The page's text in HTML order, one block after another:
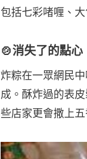
包括七彩啫喱、
🍲消失了的點心
炸粽在一眾網民
成。酥炸過的表
些店家更會撒上